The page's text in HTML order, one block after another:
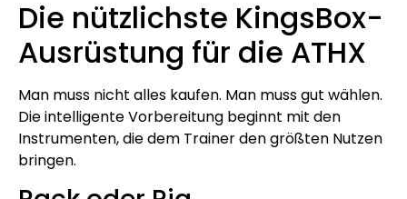
Die nützlichste KingsBox-
Ausrüstung für die ATHX
Man muss nicht alles kaufen. Man muss gut wählen.
Die intelligente Vorbereitung beginnt mit den
Instrumenten, die dem Trainer den größten Nutzen
bringen.